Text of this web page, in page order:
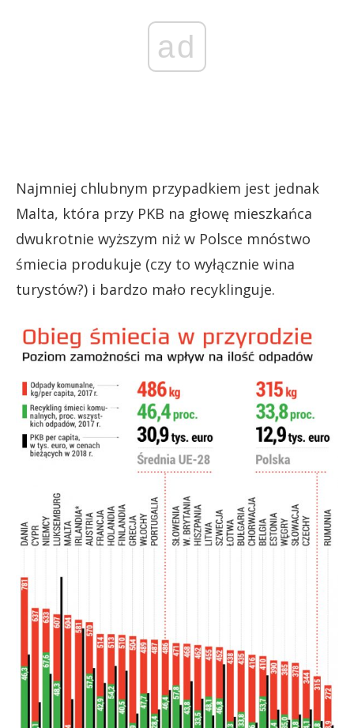
ad
Najmniej chlubnym przypadkiem jest jednak
Malta, która przy PKB na głowę mieszkańca
dwukrotnie wyższym niż w Polsce mnóstwo
śmiecia produkuje (czy to wyłącznie wina
turystów?) i bardzo mało recyklinguje.